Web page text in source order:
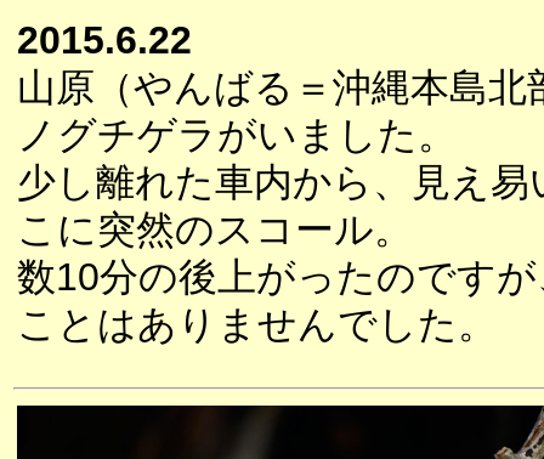
2015.6.22
山原（やんばる＝沖縄本島
ノグチゲラがいました。
少し離れた車内から、見え
こに突然のスコール。
数10分の後上がったのです
ことはありませんでした。